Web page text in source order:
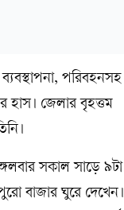
পরিবহনসহ
হাস। জেলার বৃহত্তম
সকাল সাড়ে ৯টা
বাজার ঘুরে দেখেন।